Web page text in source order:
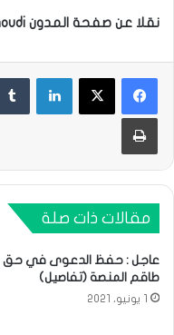
نقلا عن صفحة المدون Mohamed Lemin Mahmoudi
لينكدإن
طباعة
مقالات ذات صلة
عاجل : حفظ الدعوى في حق
طاقم المنصة (تفاصيل)
1 يونيو، 2021